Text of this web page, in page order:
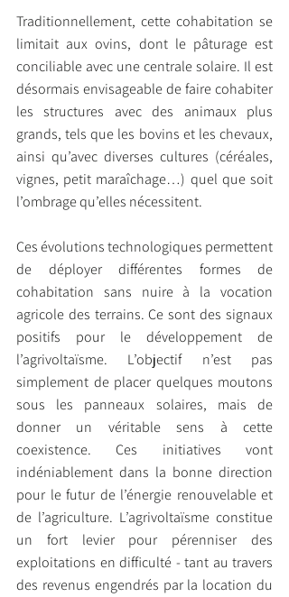
Traditionnellement, cette cohabitation se
limitait aux ovins, dont le pâturage est
conciliable avec une centrale solaire. Il est
désormais envisageable de faire cohabiter
les structures avec des animaux plus
grands, tels que les bovins et les chevaux,
ainsi qu’avec diverses cultures (céréales,
vignes, petit maraîchage…) quel que soit
l’ombrage qu’elles nécessitent.
Ces évolutions technologiques permettent
de déployer différentes formes de
cohabitation sans nuire à la vocation
agricole des terrains. Ce sont des signaux
positifs pour le développement de
l’agrivoltaïsme. L’objectif n’est pas
simplement de placer quelques moutons
sous les panneaux solaires, mais de
donner un véritable sens à cette
coexistence. Ces initiatives vont
indéniablement dans la bonne direction
pour le futur de l’énergie renouvelable et
de l’agriculture. L’agrivoltaïsme constitue
un fort levier pour pérenniser des
exploitations en difficulté - tant au travers
des revenus engendrés par la location du